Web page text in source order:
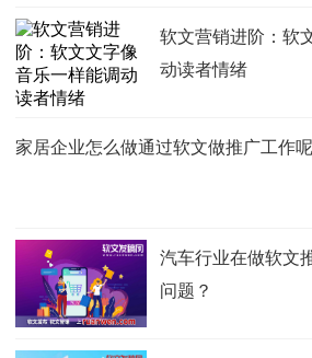
软文营销进阶：软
动读者情绪
家居企业怎么做通过软文做推广工作
汽车行业在做软文
问题？